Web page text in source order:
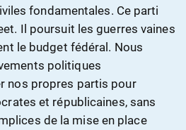
fondamentales. Ce parti
Il poursuit les guerres vaines
le budget fédéral. Nous
politiques
nos propres partis pour
et républicaines, sans
de la mise en place